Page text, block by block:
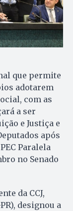
que permite
adotarem
com as
a ser
e Justiça e
após
Paralela
no Senado
da CCJ,
designou a